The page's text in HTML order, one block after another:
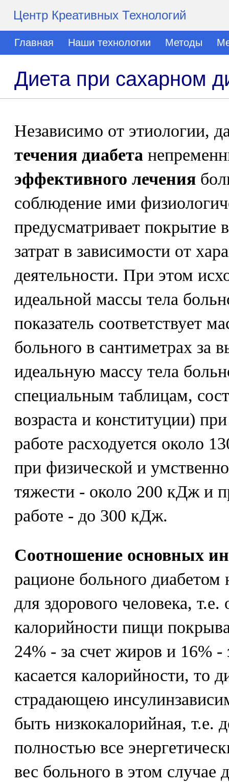
Центр Креативных Технологий
Главная Наши технологии Методы
Диета при сахарном
Независимо от этиологии,
течения диабета
эффективного лечения
соблюдение ими
предусматривает покрытие
затрат в зависимости от
деятельности. При этом
идеальной массы тела
показатель соответствует
больного в сантиметрах за
идеальную массу тела
специальным таблицам,
возраста и конституции)
работе расходуется около
при физической и
тяжести - около 200 кДж и
работе - до 300 кДж.
Соотношение основных
рационе больного диабетом
для здорового человека,
калорийности пищи
24% - за счет жиров и 16% -
касается калорийности, то
страдающею
быть низкокалорийная, т.е.
полностью все
вес больного в этом случае